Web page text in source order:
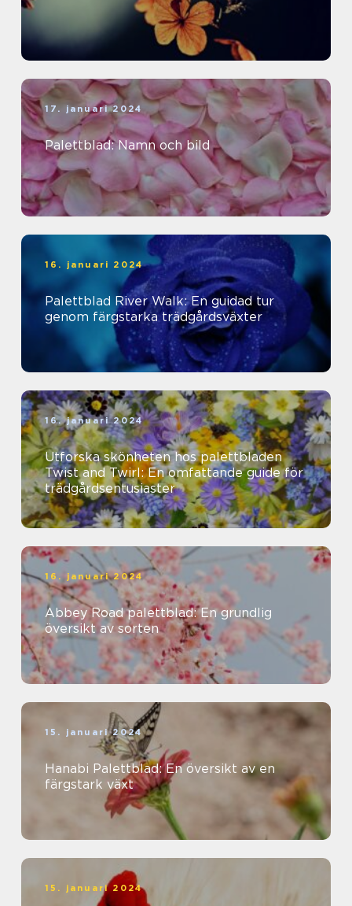
17. januari 2024
Palettblad: Namn och bild
16. januari 2024
Palettblad River Walk: En guidad tur
genom färgstarka trädgårdsväxter
16. januari 2024
Utforska skönheten hos palettbladen
Twist and Twirl: En omfattande guide för
trädgårdsentusiaster
16. januari 2024
Abbey Road palettblad: En grundlig
översikt av sorten
15. januari 2024
Hanabi Palettblad: En översikt av en
färgstark växt
15. januari 2024